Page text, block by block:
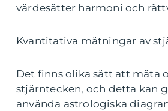
värdesätter harmoni och
Kvantitativa mätningar av
Det finns olika sätt att mäta
stjärntecken, och detta kan
använda astrologiska